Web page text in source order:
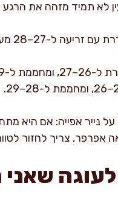
לא תמיד מזהה את הרגע
נייר אפייה: אם היא
אפרפר, צריך לחזור
לעוגה